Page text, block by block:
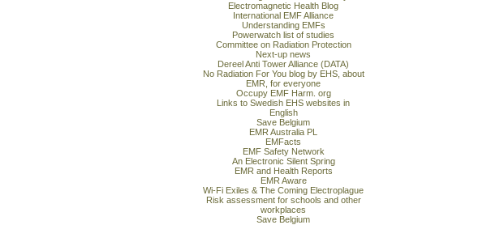
Electromagnetic Health Blog
International EMF Alliance
Understanding EMFs
Powerwatch list of studies
Committee on Radiation Protection
Next-up news
Dereel Anti Tower Alliance (DATA)
No Radiation For You blog by EHS, about
EMR, for everyone
Occupy EMF Harm. org
Links to Swedish EHS websites in
English
Save Belgium
EMR Australia PL
EMFacts
EMF Safety Network
An Electronic Silent Spring
EMR and Health Reports
EMR Aware
Wi-Fi Exiles & The Coming Electroplague
Risk assessment for schools and other
workplaces
Save Belgium